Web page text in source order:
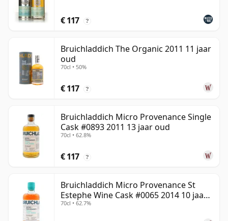
€ 117 ?
Bruichladdich The Organic 2011 11 jaar
oud
70cl • 50%
€ 117 ?
Bruichladdich Micro Provenance Single
Cask #0893 2011 13 jaar oud
70cl • 62.8%
€ 117 ?
Bruichladdich Micro Provenance St
Estephe Wine Cask #0065 2014 10 jaar
oud
70cl • 62.7%